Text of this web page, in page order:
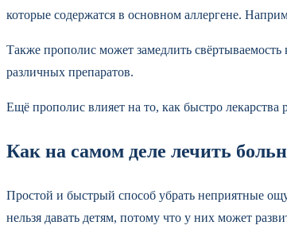
которые содержатся в основном аллергене.
Также прополис может замедлить
различных препаратов.
Ещё прополис влияет на то, как быстро
Как на самом деле лечить
Простой и быстрый способ убрать неприятные
нельзя давать детям, потому что у них может